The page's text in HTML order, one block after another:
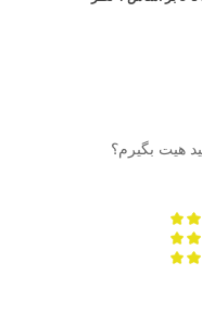
هیت بگیرم؟